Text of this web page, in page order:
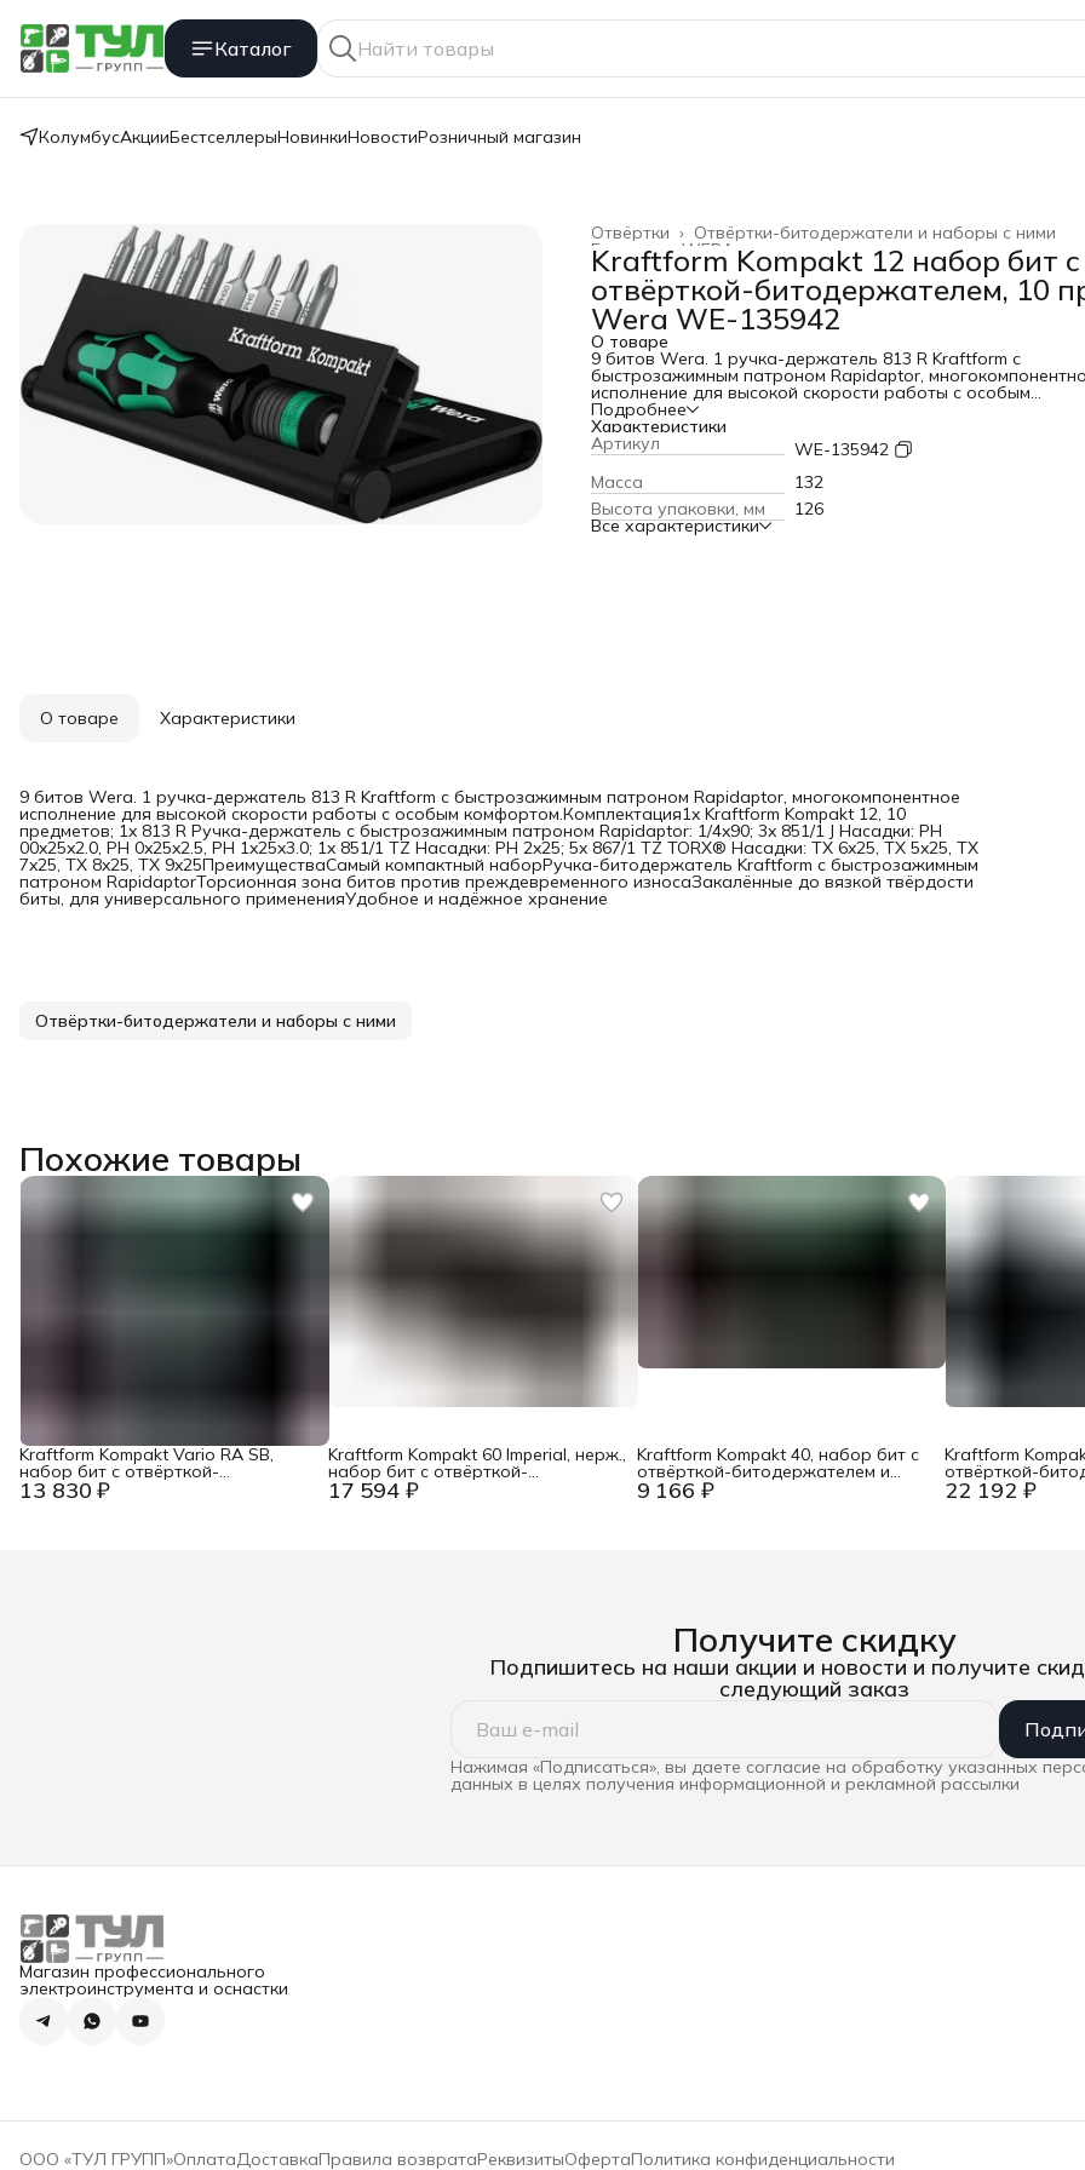
Каталог
КолумбусАкцииБестселлерыНовинкиНовостиРозничный магазин
Отвёртки-битодержатели и наборы с ними
Отвёртки ›
WERA ›
Главная ›
Kraftform Kompakt 12 набор бит с
отвёрткой-битодержателем, 10
Wera WE-135942
О товаре
9 битов Wera. 1 ручка-держатель 813 R Kraftform с
быстрозажимным патроном Rapidaptor,
исполнение для высокой скорости работы с особым
комфортом.Комплектация1x Kraftform Kompakt 12, 10
предметов; 1x 813 R Ручка-держатель с быстрозажимным
патроном Rapidaptor: 1/4x90; 3x 851/1 J Насадки: PH
PH 0x25x2.5, PH 1x25x3.0; 1x 851/1 TZ Насадки: PH 2x25; 5x
TZ TORX® Насадки: TX 6x25, TX 5x25, TX 7x25, TX 8x25, TX
9x25ПреимуществаСамый компактный наборРучка-
битодержатель Kraftform с быстрозажимным патроном
RapidaptorТорсионная зона битов против
Подробнее
Характеристики
Артикул
WE-135942
Масса
132
Высота упаковки, мм
126
Все характеристики
О товаре Характеристики
9 битов Wera. 1 ручка-держатель 813 R Kraftform с быстрозажимным патроном Rapidaptor, многокомпонентное
исполнение для высокой скорости работы с особым комфортом.Комплектация1x Kraftform Kompakt 12, 10
предметов; 1x 813 R Ручка-держатель с быстрозажимным патроном Rapidaptor: 1/4x90; 3x 851/1 J Насадки: PH
00x25x2.0, PH 0x25x2.5, PH 1x25x3.0; 1x 851/1 TZ Насадки: PH 2x25; 5x 867/1 TZ TORX® Насадки: TX 6x25, TX 5x25, TX
7x25, TX 8x25, TX 9x25ПреимуществаСамый компактный наборРучка-битодержатель Kraftform с быстрозажимным
патроном RapidaptorТорсионная зона битов против преждевременного износаЗакалённые до вязкой твёрдости
биты, для универсального примененияУдобное и надёжное хранение
Отвёртки-битодержатели и наборы с ними
Похожие товары
13 830 ₽
Kraftform Kompakt Vario RA SB,
набор бит с отвёрткой-
битодержателем c трещоткой, 7
пр. Wera WE-073665
17 594 ₽
Kraftform Kompakt 60 Imperial, нерж.,
набор бит с отвёрткой-
битодержателем с патроном
Rapidaptor, 17 пр. Wera WE-071117
9 166 ₽
Kraftform Kompakt 40, набор бит с
отвёрткой-битодержателем и
патроном Rapidaptor, 7 пр. Wera
WE-059298
22 192 ₽
Kraftform
отвёрткой-
патроном
WE-059297
Получите скидку
Подпишитесь на наши акции и новости и получите
следующий заказ
Нажимая «Подписаться», вы даете согласие на обработку указанных
данных в целях получения информационной и рекламной рассылки
Магазин профессионального
электроинструмента и оснастки
ООО «ТУЛ ГРУПП»ОплатаДоставкаПравила возвратаРеквизитыОфертаПолитика конфиденциальности